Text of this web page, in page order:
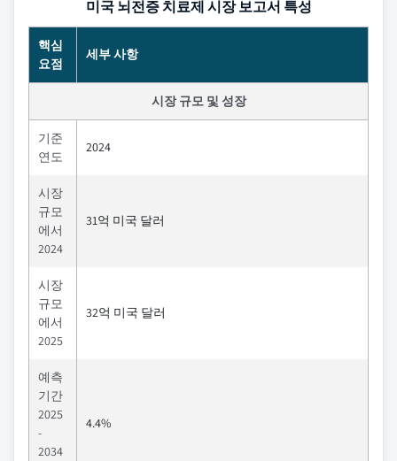
미국 뇌전증 치료제 시장 보고서 특성
핵심
요점
세부 사항
시장 규모 및 성장
기준
연도
2024
시장
규모
에서
2024
31억 미국 달러
시장
규모
에서
2025
32억 미국 달러
예측
기간
2025
-
2034
4.4%